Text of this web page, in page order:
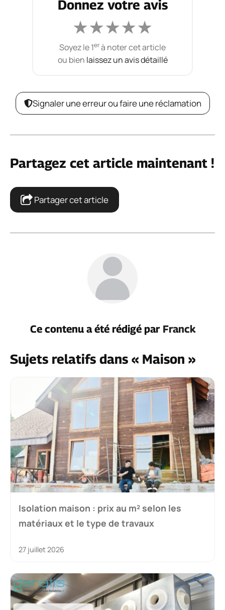
Donnez votre avis
★★★★★
Soyez le 1erà noter cet article
ou bien laissez un avis détaillé
Signaler une erreur ou faire une réclamation
Partagez cet article maintenant !
Partager cet article
Ce contenu a été rédigé par Franck
Sujets relatifs dans « Maison »
Isolation maison : prix au m² selon les
matériaux et le type de travaux
27 juillet 2026